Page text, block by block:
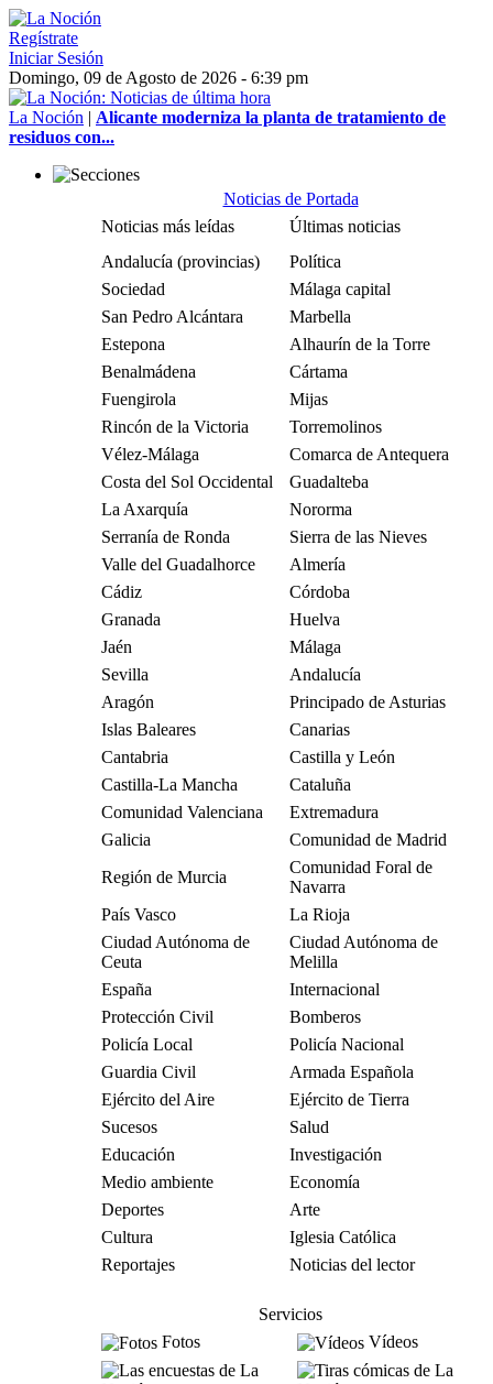
Regístrate
Iniciar Sesión
Domingo, 09 de Agosto de 2026 - 6:39 pm
La Noción | Alicante moderniza la planta de tratamiento de
residuos con...
Noticias de Portada
Noticias más leídas
Últimas noticias
Andalucía (provincias)
Política
Sociedad
Málaga capital
San Pedro Alcántara
Marbella
Estepona
Alhaurín de la Torre
Benalmádena
Cártama
Fuengirola
Mijas
Rincón de la Victoria
Torremolinos
Vélez-Málaga
Comarca de Antequera
Costa del Sol Occidental
Guadalteba
La Axarquía
Nororma
Serranía de Ronda
Sierra de las Nieves
Valle del Guadalhorce
Almería
Cádiz
Córdoba
Granada
Huelva
Jaén
Málaga
Sevilla
Andalucía
Aragón
Principado de Asturias
Islas Baleares
Canarias
Cantabria
Castilla y León
Castilla-La Mancha
Cataluña
Comunidad Valenciana
Extremadura
Galicia
Comunidad de Madrid
Región de Murcia
Comunidad Foral de
Navarra
País Vasco
La Rioja
Ciudad Autónoma de
Ceuta
Ciudad Autónoma de
Melilla
España
Internacional
Protección Civil
Bomberos
Policía Local
Policía Nacional
Guardia Civil
Armada Española
Ejército del Aire
Ejército de Tierra
Sucesos
Salud
Educación
Investigación
Medio ambiente
Economía
Deportes
Arte
Cultura
Iglesia Católica
Reportajes
Noticias del lector
Servicios
Fotos
Vídeos